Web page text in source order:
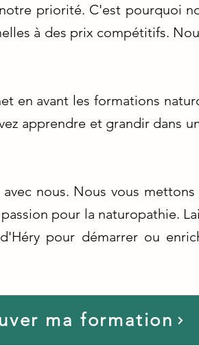
priorité. C'est pourquoi
à des prix compétitifs.
en avant les formations
apprendre et grandir dans
nous. Nous vous
pour la naturopathie.
pour démarrer ou
ma formation